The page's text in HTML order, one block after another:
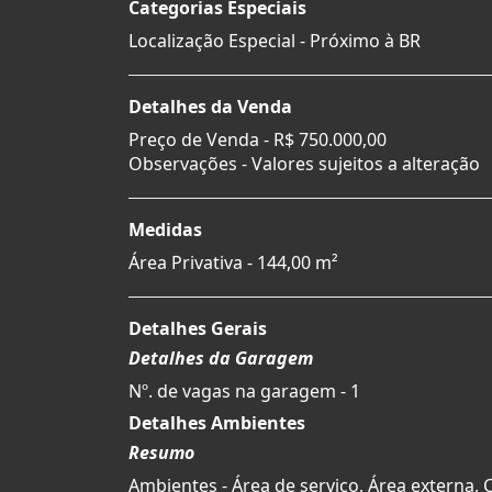
Categorias Especiais
Localização Especial - Próximo à BR
Detalhes da Venda
Preço de Venda - R$ 750.000,00
Observações - Valores sujeitos a alteração
Medidas
Área Privativa - 144,00 m²
Detalhes Gerais
Detalhes da Garagem
Nº. de vagas na garagem - 1
Detalhes Ambientes
Resumo
Ambientes - Área de serviço, Área externa,